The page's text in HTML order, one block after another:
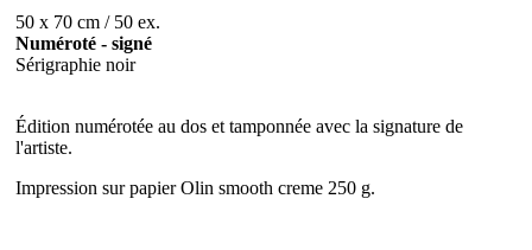
50 x 70 cm / 50 ex.
Numéroté - signé
Sérigraphie noir
Édition numérotée au dos et tamponnée avec la signature de
l'artiste.
Impression sur papier Olin smooth creme 250 g.